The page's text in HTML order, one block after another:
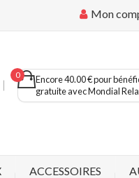
Mon
0
Encore 40.00 € pour
gratuite avec Mondial
ACCESSOIRES